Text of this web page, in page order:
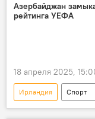
Азербайджан
рейтинга УЕФА
18 апреля 2025,
Ирландия Спорт
УЕФА